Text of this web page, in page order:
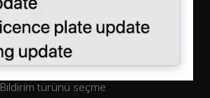
Bildirim türünü seçme